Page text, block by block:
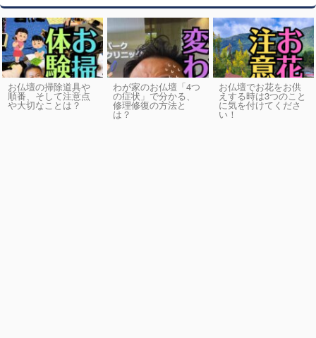
お仏壇の掃除道具や
順番、そして注意点
や大切なことは？
わが家のお仏壇「4つ
の症状」で分かる、
修理修復の方法と
は？
お仏壇でお花をお供
えする時は3つのこと
に気を付けてくださ
い！